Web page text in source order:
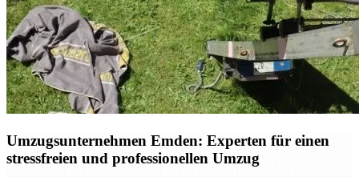
Umzugsunternehmen Emden: Experten für einen
stressfreien und professionellen Umzug